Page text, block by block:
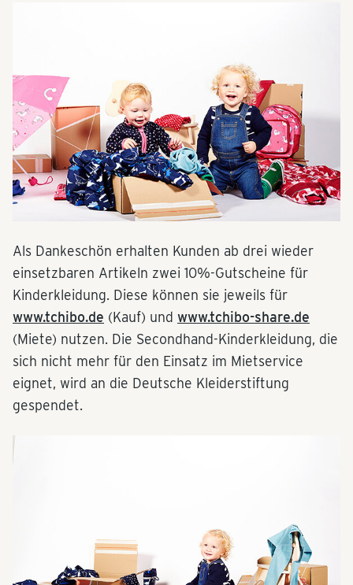
Als Dankeschön erhalten Kunden ab drei wieder
einsetzbaren Artikeln zwei 10%-Gutscheine für
Kinderkleidung. Diese können sie jeweils für
www.tchibo.de (Kauf) und www.tchibo-share.de
(Miete) nutzen. Die Secondhand-Kinderkleidung, die
sich nicht mehr für den Einsatz im Mietservice
eignet, wird an die Deutsche Kleiderstiftung
gespendet.